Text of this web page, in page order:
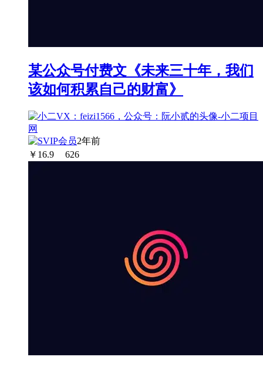
某公众号付费文《未来三十年，我们
该如何积累自己的财富》
2年前
￥ 16.9 626